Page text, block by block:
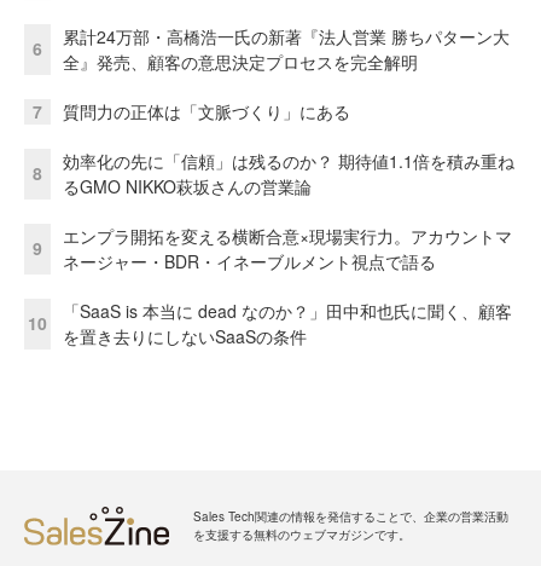
6
累計24万部・高橋浩一氏の新著『法人営業 勝ちパターン大
全』発売、顧客の意思決定プロセスを完全解明
7 質問力の正体は「文脈づくり」にある
8
効率化の先に「信頼」は残るのか？ 期待値1.1倍を積み重ね
るGMO NIKKO萩坂さんの営業論
9
エンプラ開拓を変える横断合意×現場実行力。アカウントマ
ネージャー・BDR・イネーブルメント視点で語る
10
「SaaS is 本当に dead なのか？」田中和也氏に聞く、顧客
を置き去りにしないSaaSの条件
Sales Tech関連の情報を発信することで、企業の営業活動
を支援する無料のウェブマガジンです。